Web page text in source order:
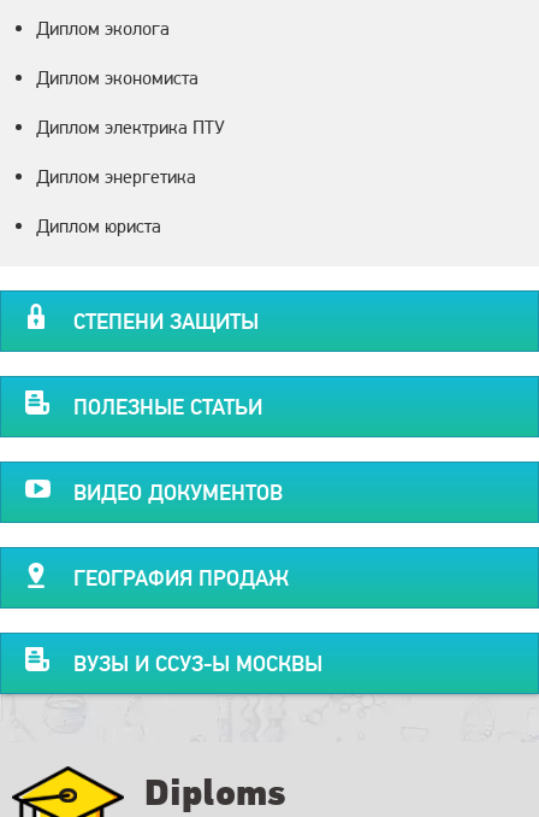
Диплом эколога
Диплом экономиста
Диплом электрика ПТУ
Диплом энергетика
Диплом юриста
СТЕПЕНИ ЗАЩИТЫ
ПОЛЕЗНЫЕ СТАТЬИ
ВИДЕО ДОКУМЕНТОВ
ГЕОГРАФИЯ ПРОДАЖ
ВУЗЫ И ССУЗ-Ы МОСКВЫ
Diploms